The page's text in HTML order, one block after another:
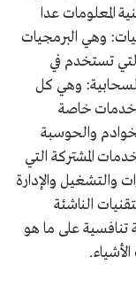
المعلومات عدا
وهي البرمجيات
تستخدم في
وهي كل
خدمات خاصة
والحوسبة
المشتركة التي
والتشغيل والإدارة
الناشئة
تنافسية على ما هو